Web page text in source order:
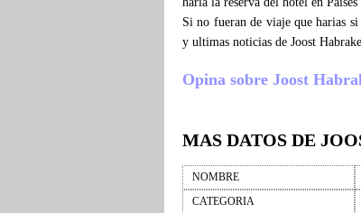
Si no fueran de viaje que harias
y ultimas noticias de Joost
Opina sobre Joost
MAS DATOS DE
NOMBRE
CATEGORIA